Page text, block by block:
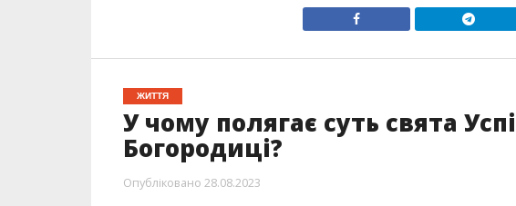
ЖИТТЯ
У чому полягає суть свята
Богородиці?
Опубліковано 28.08.2023